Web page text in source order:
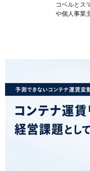
コベルとス
や個人事業